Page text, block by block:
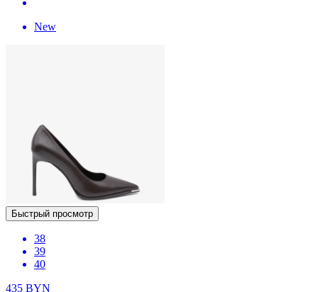
New
Быстрый просмотр
38
39
40
435 BYN